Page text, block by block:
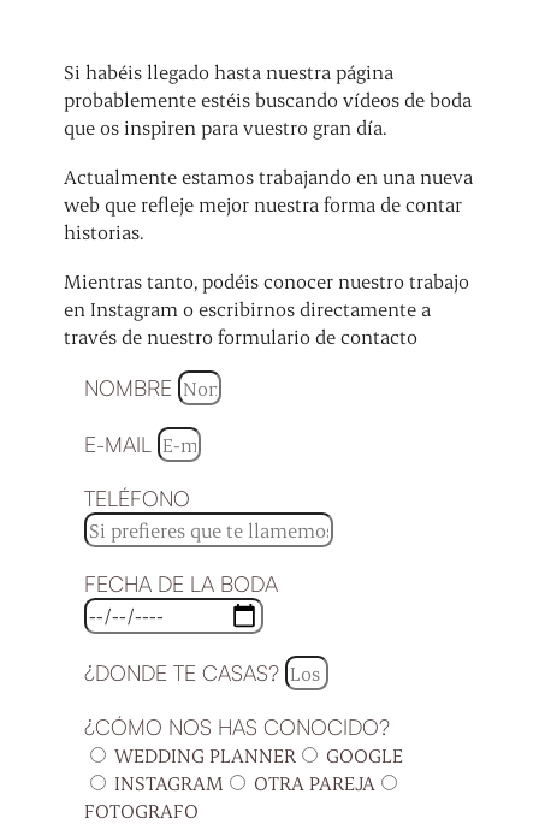
Si habéis llegado hasta nuestra página
probablemente estéis buscando vídeos de boda
que os inspiren para vuestro gran día.
Actualmente estamos trabajando en una nueva
web que refleje mejor nuestra forma de contar
historias.
Mientras tanto, podéis conocer nuestro trabajo
en Instagram o escribirnos directamente a
través de nuestro formulario de contacto
NOMBRE
E-MAIL
TELÉFONO
FECHA DE LA BODA
¿DONDE TE CASAS?
¿CÓMO NOS HAS CONOCIDO?
WEDDING PLANNER
GOOGLE
INSTAGRAM
OTRA PAREJA
FOTOGRAFO